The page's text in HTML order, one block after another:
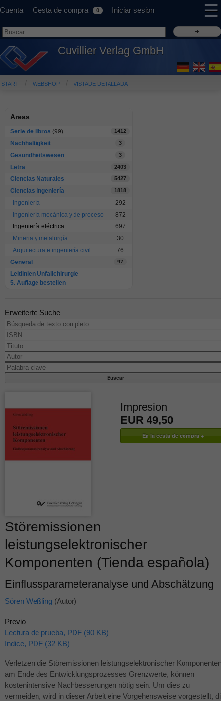
Cuenta Cesta de compra 0 Iniciar sesion ☰
Cuvillier Verlag GmbH
START WEBSHOP VISTADE DETALLADA
Areas
Serie de libros (99) 1412
Nachhaltigkeit 3
Gesundheitswesen 3
Letra 2403
Ciencias Naturales 5427
Ciencias Ingeniería 1818
Ingeniería
292
Ingeniería mecánica y de proceso
872
Ingeniería eléctrica
697
Mineria y metalurgía
30
Arquitectura e ingeniería civil
76
General
97
Leitlinien Unfallchirurgie
5. Auflage bestellen
Erweiterte Suche
Impresion
EUR 49,50
Störemissionen
leistungselektronischer
Komponenten (Tienda española)
Einflussparameteranalyse und Abschätzung
Sören Weßling (Autor)
Previo
Lectura de prueba, PDF (90 KB)
Indice, PDF (32 KB)
Verletzen die Störemissionen leistungselektronischer Komponenten
am Ende des Entwicklungsprozesses Grenzwerte, können
kostenintensive Nachbesserungen nötig sein. Um dies zu
vermeiden, wird in dieser Arbeit eine Vorgehensweise vorgestellt,